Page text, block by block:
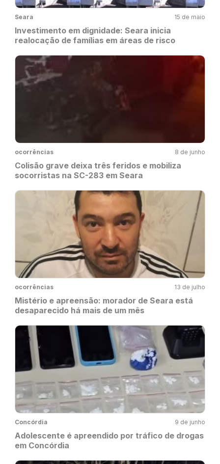
Seara 15 de maio
Investimento em dignidade: Seara inicia
realocação de famílias em áreas de risco
ocorrências 8 de junho
Colisão grave deixa três feridos e mobiliza
socorristas na SC-283 em Seara
ocorrências 13 de julho
Mistério e apreensão: morador de Seara está
desaparecido há mais de um mês
Concórdia 9 de junho
Adolescente é apreendido por tráfico de drogas
em Concórdia